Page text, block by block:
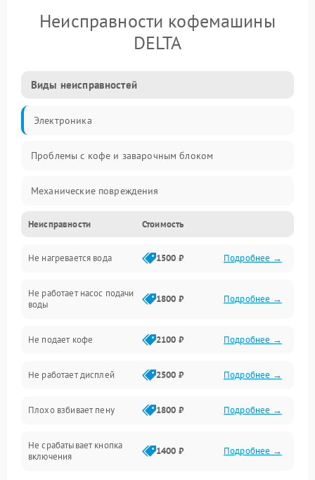
Неисправности кофемашины
DELTA
Виды неисправностей
Электроника
Проблемы с кофе и заварочным блоком
Механические повреждения
Прочие неисправности
Включение и работа
Проблемы с водой
Проблемы с капучинатором и паром
Управление и электроника
Программное обеспечение
Неисправности Стоимость
Не нагревается вода 1500 ₽ Подробнее →
Не работает насос подачи
воды
1800 ₽ Подробнее →
Не подает кофе 2100 ₽ Подробнее →
Не работает дисплей 2500 ₽ Подробнее →
Плохо взбивает пену 1800 ₽ Подробнее →
Не срабатывает кнопка
включения
1400 ₽ Подробнее →